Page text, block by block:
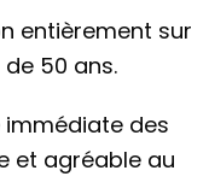
entièrement sur
50 ans.
des
et agréable au